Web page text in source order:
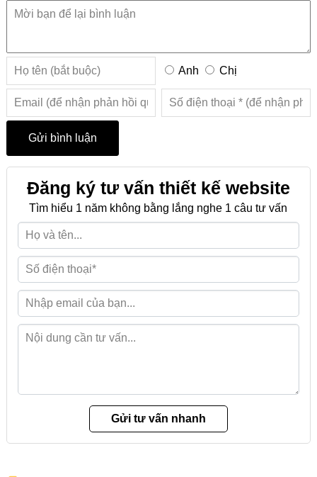
Anh Chị
Đăng ký tư vấn thiết kế website
Tìm hiểu 1 năm không bằng lắng nghe 1 câu tư vấn